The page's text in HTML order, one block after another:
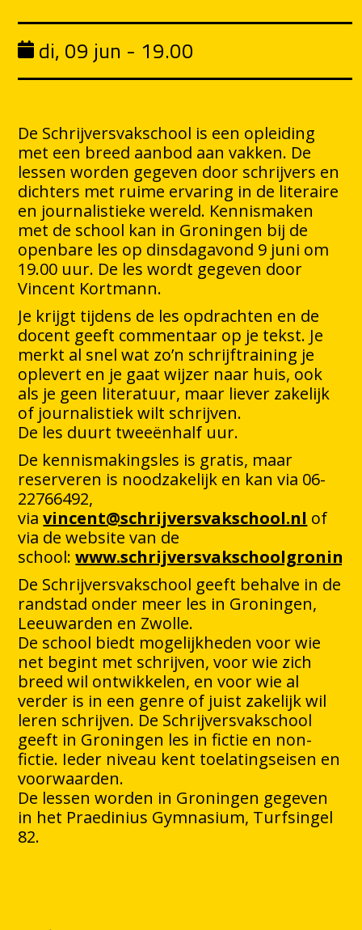
di, 09 jun - 19.00
De Schrijversvakschool is een opleiding
met een breed aanbod aan vakken. De
lessen worden gegeven door schrijvers en
dichters met ruime ervaring in de literaire
en journalistieke wereld. Kennismaken
met de school kan in Groningen bij de
openbare les op dinsdagavond 9 juni om
19.00 uur. De les wordt gegeven door
Vincent Kortmann.
Je krijgt tijdens de les opdrachten en de
docent geeft commentaar op je tekst. Je
merkt al snel wat zo’n schrijftraining je
oplevert en je gaat wijzer naar huis, ook
als je geen literatuur, maar liever zakelijk
of journalistiek wilt schrijven.
De les duurt tweeënhalf uur.
De kennismakingsles is gratis, maar
reserveren is noodzakelijk en kan via 06-
22766492,
viavincent@schrijversvakschool.nl of
via de website van de
school:
De Schrijversvakschool geeft behalve in de
randstad onder meer les in Groningen,
Leeuwarden en Zwolle.
De school biedt mogelijkheden voor wie
net begint met schrijven, voor wie zich
breed wil ontwikkelen, en voor wie al
verder is in een genre of juist zakelijk wil
leren schrijven. De Schrijversvakschool
geeft in Groningen les in fictie en non-
fictie. Ieder niveau kent toelatingseisen en
voorwaarden.
De lessen worden in Groningen gegeven
in het Praedinius Gymnasium, Turfsingel
82.